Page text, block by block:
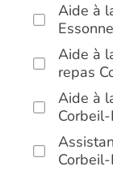
Aide à
Aide à
repas
Aide à